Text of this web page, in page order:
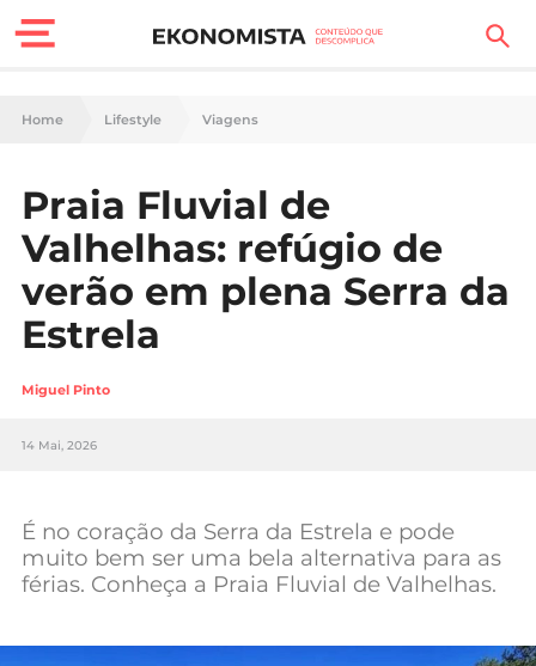
Finanças Pessoais
Carreira
Casa
Lifestyle
Sociedade
Tecnologia
Negócios
Mundial 2026
Home Lifestyle Viagens
Praia Fluvial de
Valhelhas: refúgio de
verão em plena Serra da
Estrela
Miguel Pinto
14 Mai, 2026
É no coração da Serra da Estrela e pode
muito bem ser uma bela alternativa para as
férias. Conheça a Praia Fluvial de Valhelhas.